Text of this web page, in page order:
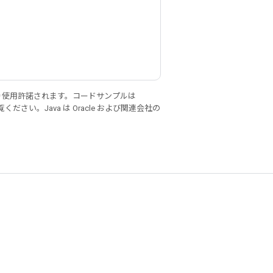
使用許諾されます。コードサンプルは
ください。Java は Oracle および関連会社の